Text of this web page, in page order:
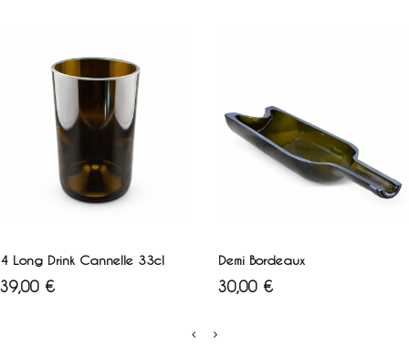
4 Long Drink Cannelle 33cl
Prix
39,00 €
Demi Bordeaux
Prix
30,00 €